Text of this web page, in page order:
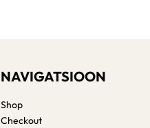
NAVIGATSIOON
Shop
Checkout